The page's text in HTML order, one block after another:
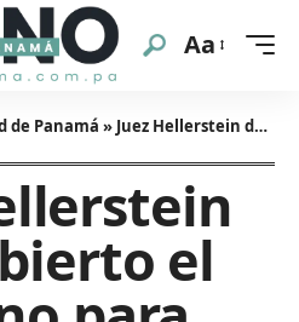
Aa
de Panamá » Juez Hellerstein deja abierto el camino para desestimar los cargos contra Maduro
el